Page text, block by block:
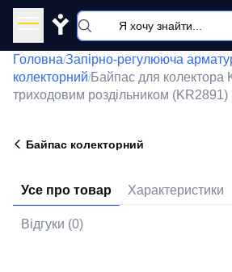
Y
Головна/Запірно-регулююча
колекторний/Байпас для колектора
триходовим роздільником (KR2891)
Байпас колекторний
Усе про товар Характеристики
Відгуки (0)